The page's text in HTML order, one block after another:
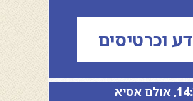
וכרטיסים
אסיא